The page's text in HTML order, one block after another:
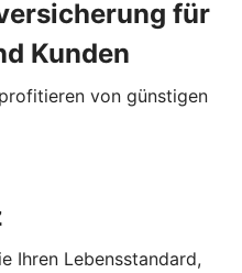
für
Kunden
von günstigen
Ihren Lebensstandard,